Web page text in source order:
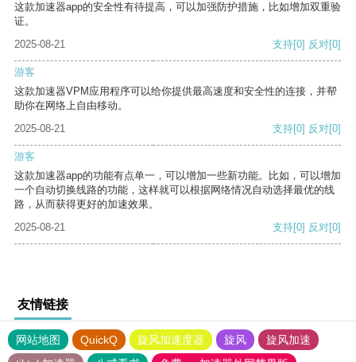
这款加速器app的安全性有待提高，可以加强防护措施，比如增加双重验
证。
2025-08-21
支持[0] 反对[0]
游客
这款加速器VPM应用程序可以给你提供最高速度和安全性的连接，并帮
助你在网络上自由移动。
2025-08-21
支持[0] 反对[0]
游客
这款加速器app的功能有点单一，可以增加一些新功能。比如，可以增加
一个自动切换线路的功能，这样就可以根据网络情况自动选择最优的线
路，从而获得更好的加速效果。
2025-08-21
支持[0] 反对[0]
友情链接
网站地图 QuickQ 旋风加速度器 旋风
旋风加速